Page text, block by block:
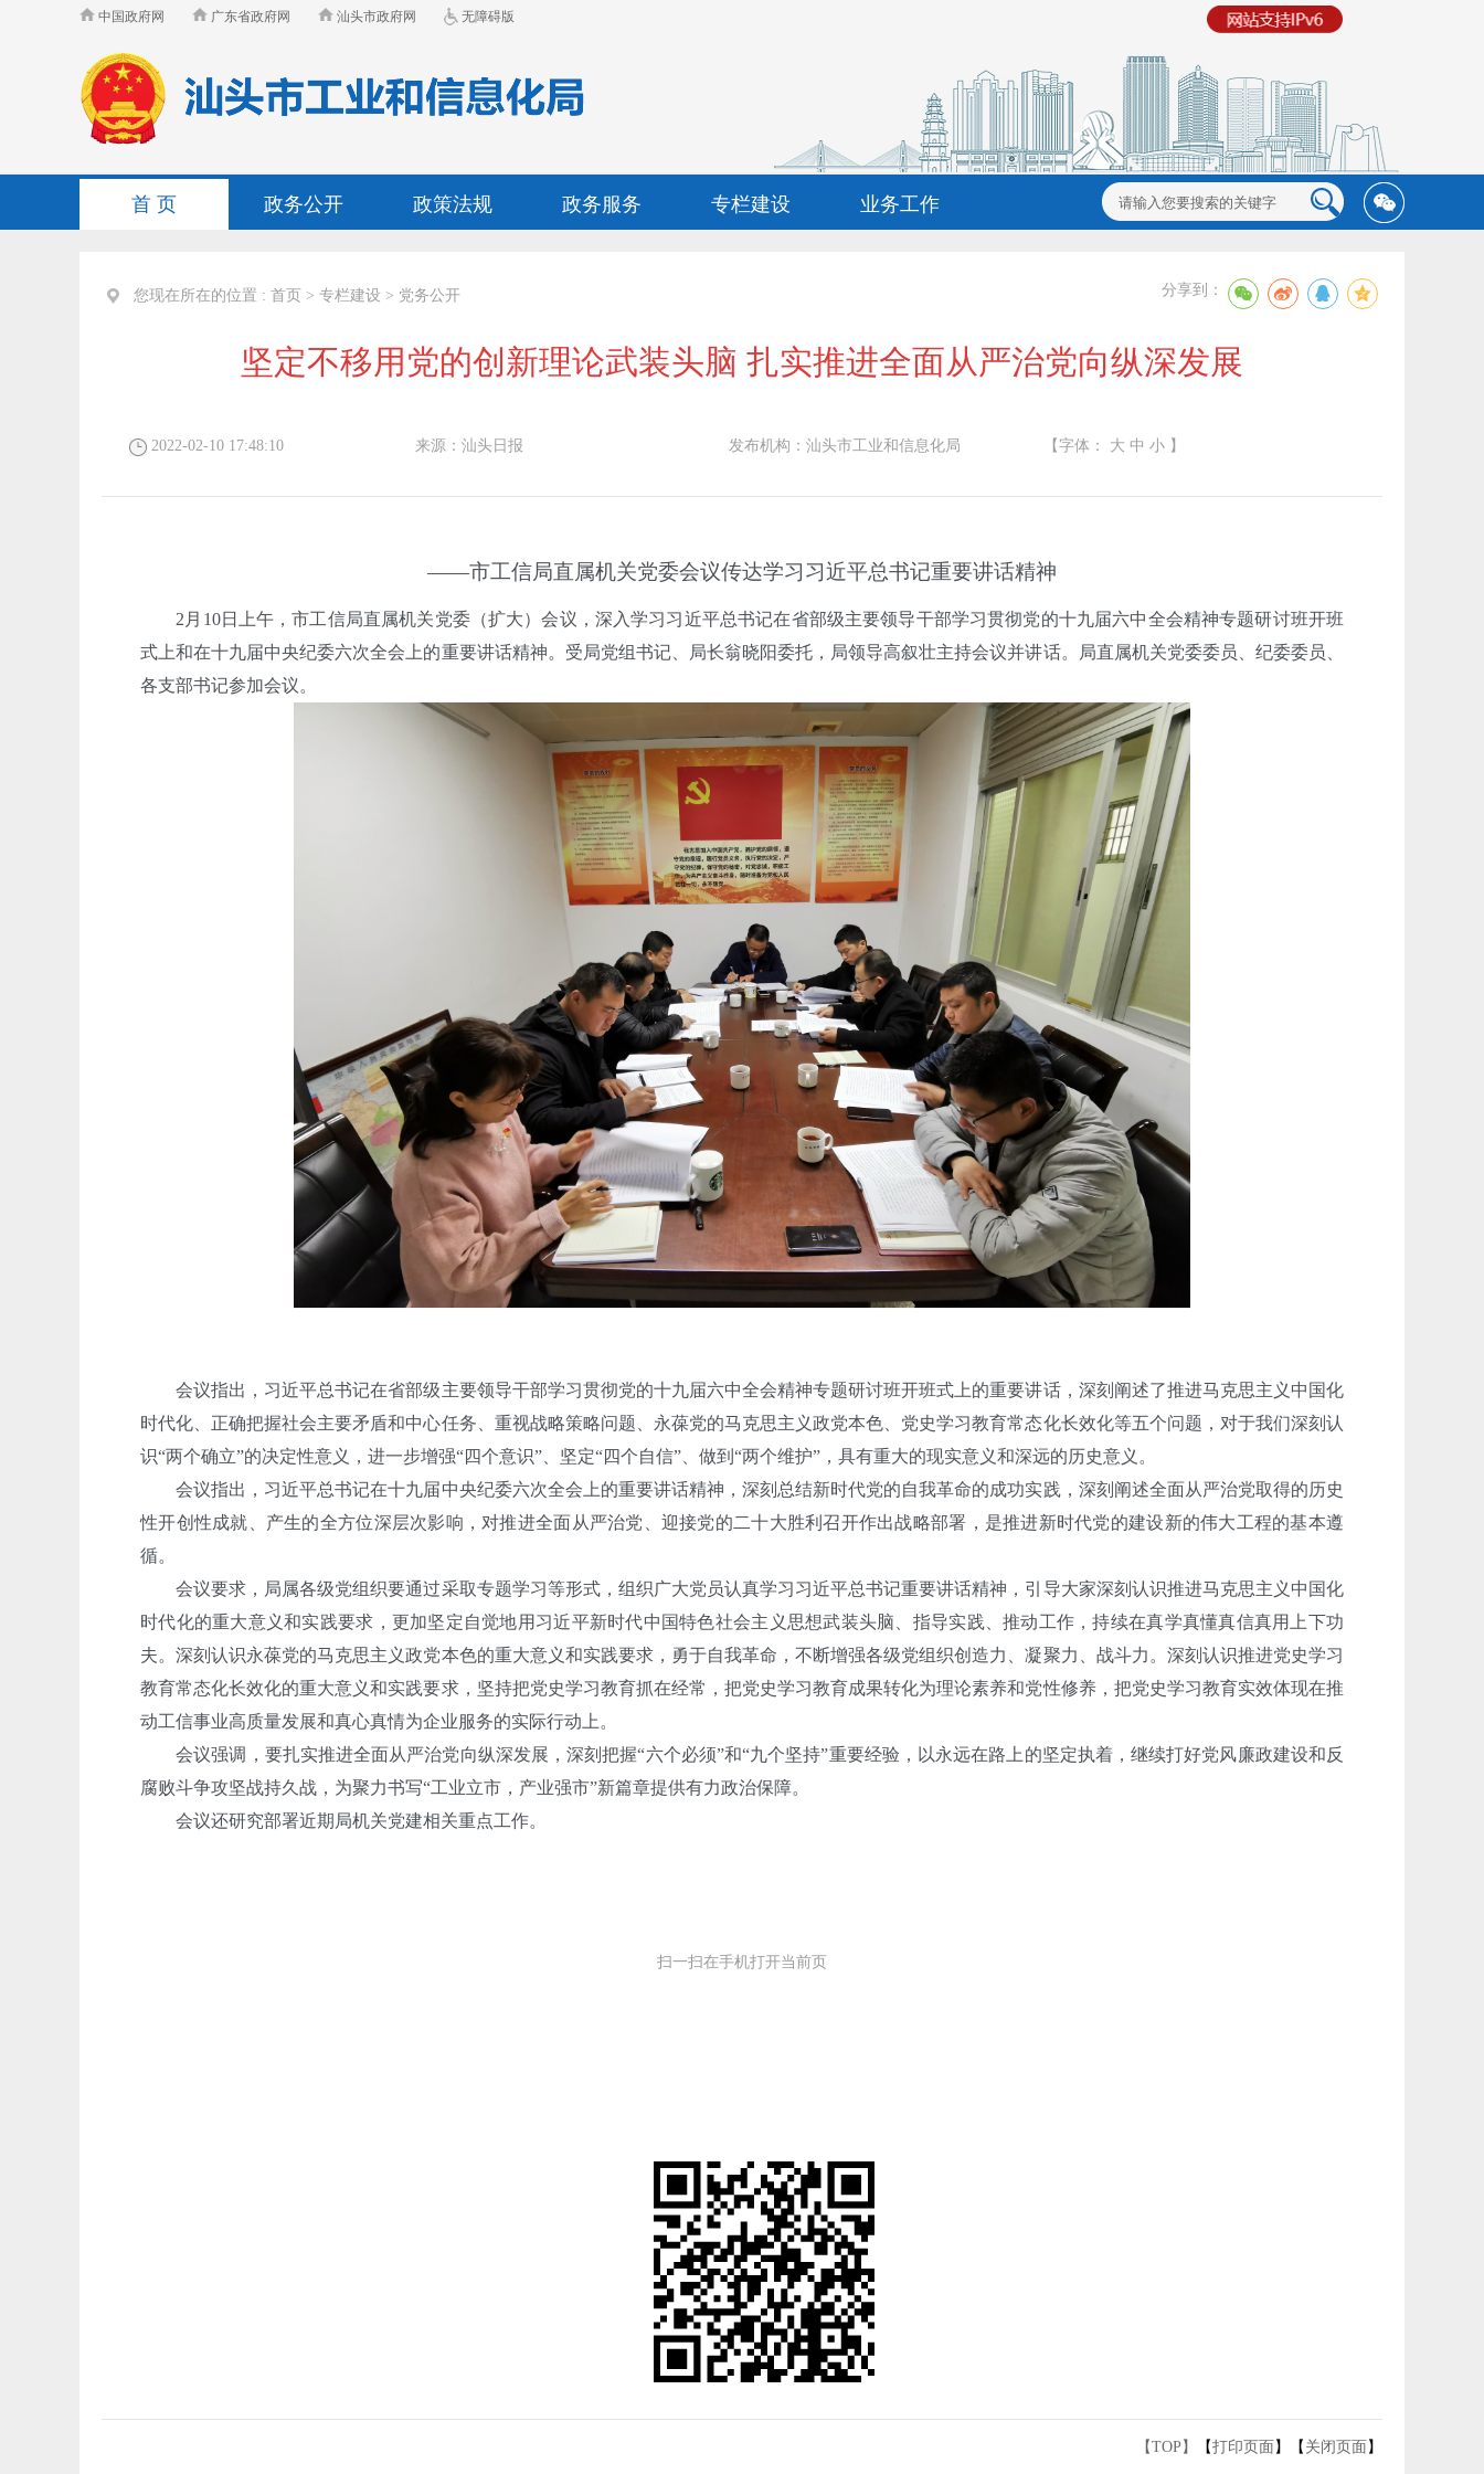
中国政府网 广东省政府网 汕头市政府网 无障碍版
首 页 政务公开 政策法规 政务服务 专栏建设 业务工作
您现在所在的位置 : 首页 > 专栏建设 > 党务公开 分享到：
坚定不移用党的创新理论武装头脑 扎实推进全面从严治党向纵深发展
2022-02-10 17:48:10 来源：汕头日报 发布机构：汕头市工业和信息化局 【字体： 大 中 小 】
——市工信局直属机关党委会议传达学习习近平总书记重要讲话精神
2月10日上午，市工信局直属机关党委（扩大）会议，深入学习习近平总书记在省部级主要领导干部学习贯彻党的十九届六中全会精神专题研讨班开班
式上和在十九届中央纪委六次全会上的重要讲话精神。受局党组书记、局长翁晓阳委托，局领导高叙壮主持会议并讲话。局直属机关党委委员、纪委委员、
各支部书记参加会议。
会议指出，习近平总书记在省部级主要领导干部学习贯彻党的十九届六中全会精神专题研讨班开班式上的重要讲话，深刻阐述了推进马克思主义中国化
时代化、正确把握社会主要矛盾和中心任务、重视战略策略问题、永葆党的马克思主义政党本色、党史学习教育常态化长效化等五个问题，对于我们深刻认
识“两个确立”的决定性意义，进一步增强“四个意识”、坚定“四个自信”、做到“两个维护”，具有重大的现实意义和深远的历史意义。
会议指出，习近平总书记在十九届中央纪委六次全会上的重要讲话精神，深刻总结新时代党的自我革命的成功实践，深刻阐述全面从严治党取得的历史
性开创性成就、产生的全方位深层次影响，对推进全面从严治党、迎接党的二十大胜利召开作出战略部署，是推进新时代党的建设新的伟大工程的基本遵
循。
会议要求，局属各级党组织要通过采取专题学习等形式，组织广大党员认真学习习近平总书记重要讲话精神，引导大家深刻认识推进马克思主义中国化
时代化的重大意义和实践要求，更加坚定自觉地用习近平新时代中国特色社会主义思想武装头脑、指导实践、推动工作，持续在真学真懂真信真用上下功
夫。深刻认识永葆党的马克思主义政党本色的重大意义和实践要求，勇于自我革命，不断增强各级党组织创造力、凝聚力、战斗力。深刻认识推进党史学习
教育常态化长效化的重大意义和实践要求，坚持把党史学习教育抓在经常，把党史学习教育成果转化为理论素养和党性修养，把党史学习教育实效体现在推
动工信事业高质量发展和真心真情为企业服务的实际行动上。
会议强调，要扎实推进全面从严治党向纵深发展，深刻把握“六个必须”和“九个坚持”重要经验，以永远在路上的坚定执着，继续打好党风廉政建设和反
腐败斗争攻坚战持久战，为聚力书写“工业立市，产业强市”新篇章提供有力政治保障。
会议还研究部署近期局机关党建相关重点工作。
扫一扫在手机打开当前页
【TOP】 【打印页面】【 关闭页面】